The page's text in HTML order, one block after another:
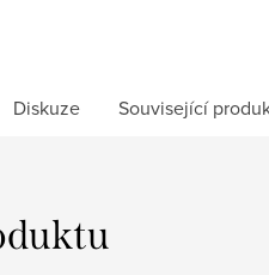
Diskuze Související